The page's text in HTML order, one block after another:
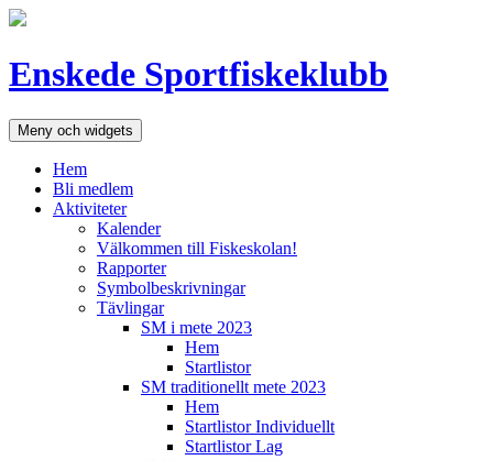
Hoppa
Enskede Sportfiskeklubb
Meny och widgets
Hem
Bli medlem
Aktiviteter
Kalender
Välkommen till Fiskeskolan!
Rapporter
Symbolbeskrivningar
Tävlingar
SM i mete 2023
Hem
Startlistor
SM traditionellt mete 2023
Hem
Startlistor Individuellt
Startlistor Lag